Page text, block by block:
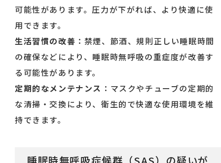
可能性があります。圧力が下がれば、より快適に使
用できます。
生活習慣の改善 ：禁煙、節酒、規則正しい睡眠時間
の確保などにより、睡眠時無呼吸の重症度が改善す
る可能性があります。
定期的なメンテナンス ：マスクやチューブの定期的
な清掃・交換により、衛生的で快適な使用環境を維
持できます。